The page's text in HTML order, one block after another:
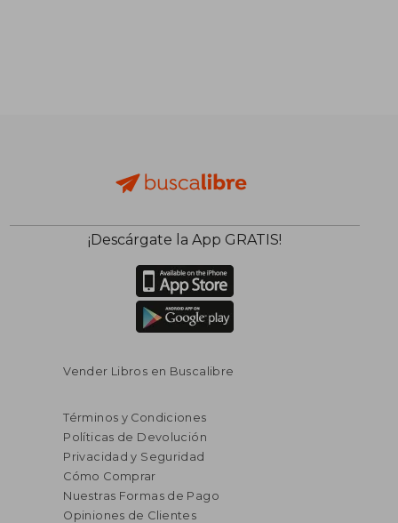
¡Descárgate la App GRATIS!
Vender Libros en Buscalibre
Términos y Condiciones
Políticas de Devolución
Privacidad y Seguridad
Cómo Comprar
Nuestras Formas de Pago
Opiniones de Clientes